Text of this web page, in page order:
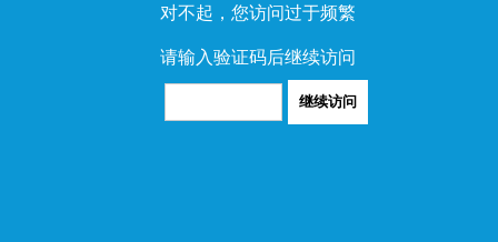
对不起，您访问过于频繁
请输入验证码后继续访问
继续访问